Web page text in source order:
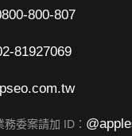
800-807
81927069
務委案請加 ID：